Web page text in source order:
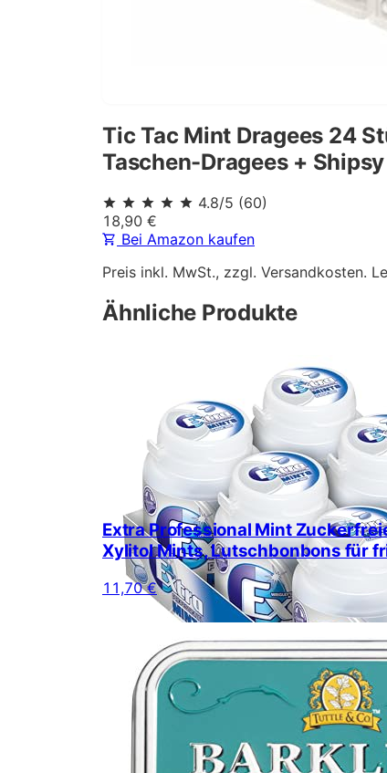
Tic Tac Mint Dragees 24
Taschen-Dragees +
4.8/5 (60)
18,90 €
Bei Amazon kaufen
Preis inkl. MwSt., zzgl. Versandkosten.
Ähnliche Produkte
Extra Professional Mint
Xylitol Mints, Lutschbonbons für
11,70 €